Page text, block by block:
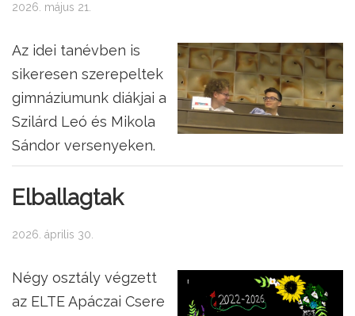
2026. május 21.
Az idei tanévben is
sikeresen szerepeltek
gimnáziumunk diákjai a
Szilárd Leó és Mikola
Sándor versenyeken.
Elballagtak
2026. április 30.
Négy osztály végzett
az ELTE Apáczai Csere